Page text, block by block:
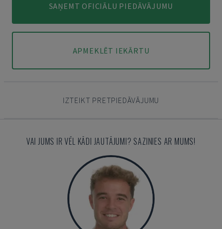
SAŅEMT OFICIĀLU PIEDĀVĀJUMU
APMEKLĒT IEKĀRTU
IZTEIKT PRETPIEDĀVĀJUMU
VAI JUMS IR VĒL KĀDI JAUTĀJUMI? SAZINIES AR MUMS!